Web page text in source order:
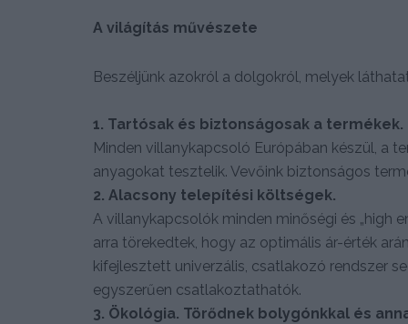
A világítás művészete
Beszéljünk azokról a dolgokról, melyek
1. Tartósak és biztonságosak a termékek.
Minden villanykapcsoló Európában készül, a
anyagokat tesztelik. Vevőink biztonságos
2. Alacsony telepítési költségek.
A villanykapcsolók minden minőségi és „high
arra törekedtek, hogy az optimális ár-érték
kifejlesztett univerzális, csatlakozó rendszer
egyszerűen csatlakoztathatók.
3. Ökológia. Törődnek bolygónkkal és